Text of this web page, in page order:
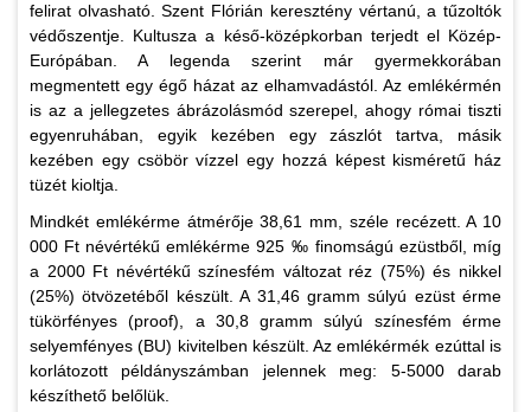
felirat olvasható. Szent Flórián keresztény vértanú, a tűzoltók
védőszentje. Kultusza a késő-középkorban terjedt el Közép-
Európában. A legenda szerint már gyermekkorában
megmentett egy égő házat az elhamvadástól. Az emlékérmén
is az a jellegzetes ábrázolásmód szerepel, ahogy római tiszti
egyenruhában, egyik kezében egy zászlót tartva, másik
kezében egy csöbör vízzel egy hozzá képest kisméretű ház
tüzét kioltja.
Mindkét emlékérme átmérője 38,61 mm, széle recézett. A 10
000 Ft névértékű emlékérme 925 ‰ finomságú ezüstből, míg
a 2000 Ft névértékű színesfém változat réz (75%) és nikkel
(25%) ötvözetéből készült. A 31,46 gramm súlyú ezüst érme
tükörfényes (proof), a 30,8 gramm súlyú színesfém érme
selyemfényes (BU) kivitelben készült. Az emlékérmék ezúttal is
korlátozott példányszámban jelennek meg: 5-5000 darab
készíthető belőlük.